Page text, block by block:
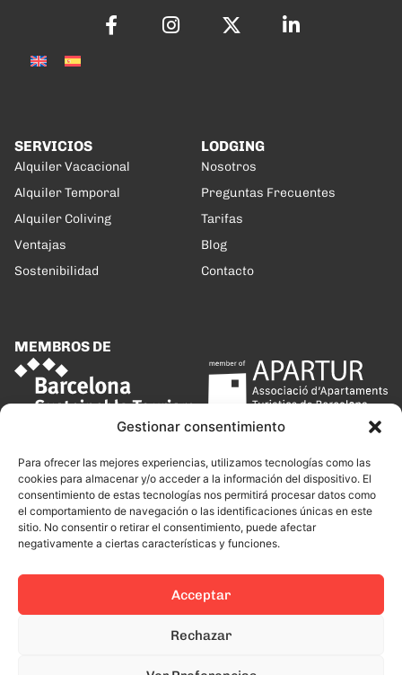
Gestionar consentimiento
Para ofrecer las mejores experiencias, utilizamos tecnologías como las
cookies para almacenar y/o acceder a la información del dispositivo. El
consentimiento de estas tecnologías nos permitirá procesar datos como
el comportamiento de navegación o las identificaciones únicas en este
sitio. No consentir o retirar el consentimiento, puede afectar
negativamente a ciertas características y funciones.
Acceptar
Rechazar
SERVICIOS
Alquiler Vacacional
Alquiler Temporal
Alquiler Coliving
Ventajas
Sostenibilidad
LODGING
Nosotros
Preguntas Frecuentes
Tarifas
Blog
Contacto
MEMBROS DE